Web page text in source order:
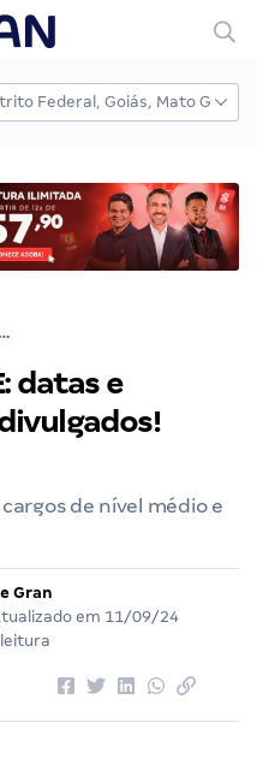
Concurso HLDV CE: datas e horários de prova divulgados! Confira!
datas e
de nível médio e
Gran
em 11/09/24